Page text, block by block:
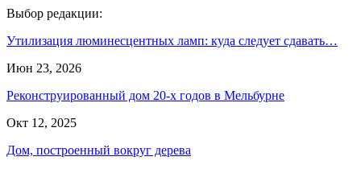
Выбор редакции:
Утилизация люминесцентных ламп: куда следует сдавать…
Июн 23, 2026
Реконструированный дом 20-х годов в Мельбурне
Окт 12, 2025
Дом, построенный вокруг дерева